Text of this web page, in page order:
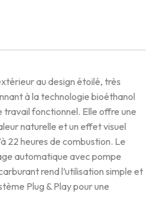
au design étoilé, très
à la technologie bioéthanol
travail fonctionnel. Elle offre une
naturelle et un effet visuel
22 heures de combustion. Le
automatique avec pompe
rend l’utilisation simple et
Plug & Play pour une